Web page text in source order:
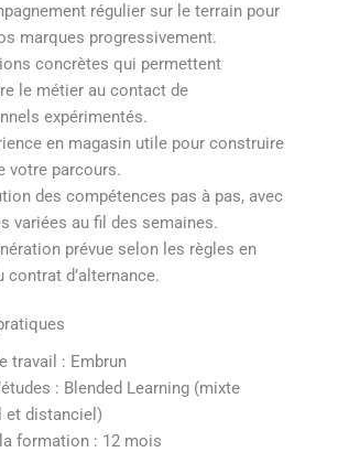
régulier sur le terrain pour
marques progressivement.
concrètes qui permettent
le métier au contact de
expérimentés.
en magasin utile pour construire
votre parcours.
des compétences pas à pas, avec
variées au fil des semaines.
prévue selon les règles en
contrat d’alternance.
travail : Embrun
: Blended Learning (mixte
et distanciel)
formation : 12 mois